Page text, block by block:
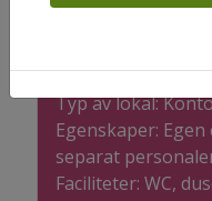
Lokalyta: 100 kvm.
Typ av lokal:
Egenskaper:
separat
Faciliteter: WC,